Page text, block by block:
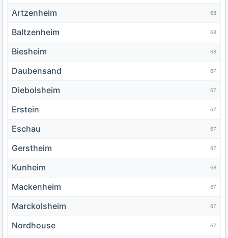
Artzenheim 68
Baltzenheim 68
Biesheim 68
Daubensand 67
Diebolsheim 67
Erstein 67
Eschau 67
Gerstheim 67
Kunheim 68
Mackenheim 67
Marckolsheim 67
Nordhouse 67